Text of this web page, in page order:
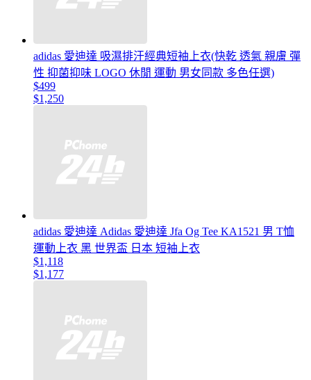
adidas 愛迪達 吸濕排汗經典短袖上衣(快乾 透氣 親膚 彈
性 抑菌抑味 LOGO 休閒 運動 男女同款 多色任選)
$499
$1,250
adidas 愛迪達 Adidas 愛迪達 Jfa Og Tee KA1521 男 T恤
運動上衣 黑 世界盃 日本 短袖上衣
$1,118
$1,177